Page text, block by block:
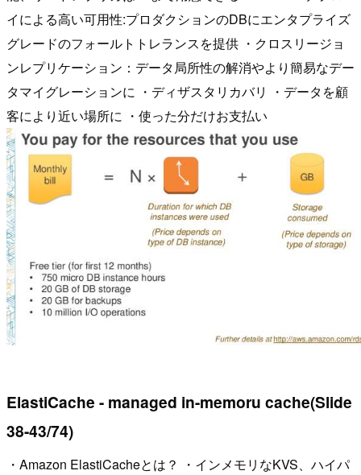
イによる高い可用性:プロダクションのDBにエンタプライズ
グレードのフォールトトレランスを提供 ・クロスリージョ
ンレプリケーション：データ局所性の解消やより簡易なデー
タマイグレーションに ・ディザスタリカバリ ・データを顧
客により近い場所に ・使った分だけお支払い
ElastiCache - managed in-memoru cache(Slide
38-43/74)
・Amazon ElastiCacheとは？ ・インメモリなKVS、ハイパ